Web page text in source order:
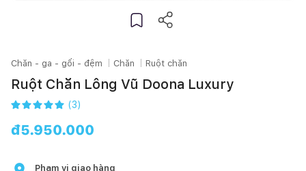
Chăn - ga - gối - đệm Chăn Ruột chăn
Ruột Chăn Lông Vũ Doona Luxury
(3)
đ5.950.000
Phạm vi giao hàng